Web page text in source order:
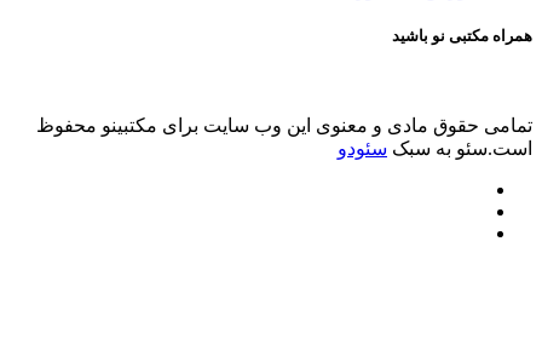
همراه مکتبی نو باشید
تمامی حقوق مادی و معنوی این وب سایت برای مکتبینو محفوظ
است.سئو به سبک سئودو